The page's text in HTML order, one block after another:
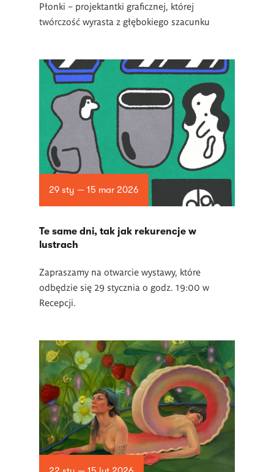
Płonki – projektantki graficznej, której
twórczość wyrasta z głębokiego szacunku
29 sty — 15 mar 2026
Te same dni, tak jak rekurencje w
lustrach
Zapraszamy na otwarcie wystawy, które
odbędzie się 29 stycznia o godz. 19:00 w
Recepcji.